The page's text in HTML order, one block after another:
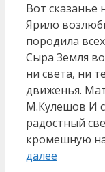
Вот сказанье
Ярило
породила
Сыра Земля
ни света, ни
движенья.
М.Кулешов И
радостный
кромешную
далее